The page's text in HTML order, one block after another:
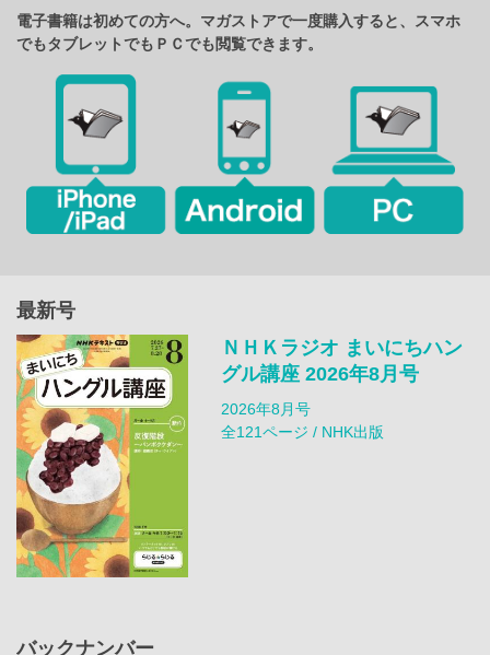
電子書籍は初めての方へ。マガストアで一度購入すると、スマホ
でもタブレットでもＰＣでも閲覧できます。
最新号
ＮＨＫラジオ まいにちハン
グル講座 2026年8月号
2026年8月号
全121ページ / NHK出版
バックナンバー